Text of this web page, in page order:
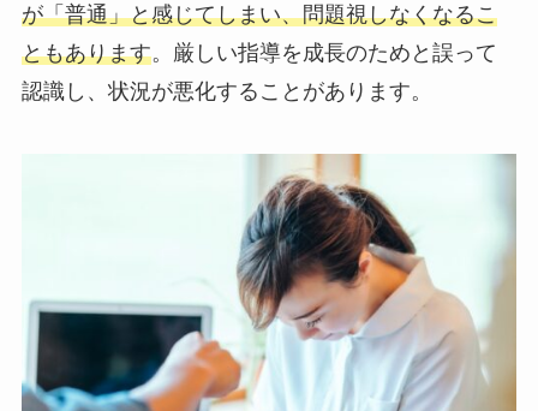
が「普通」と感じてしまい、問題視しなくなるこ
ともあります。厳しい指導を成長のためと誤って
認識し、状況が悪化することがあります。